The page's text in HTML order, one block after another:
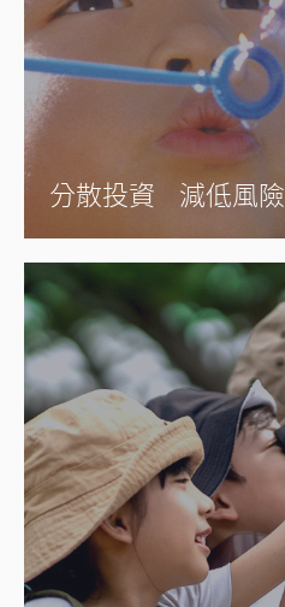
分散投資 減低風險